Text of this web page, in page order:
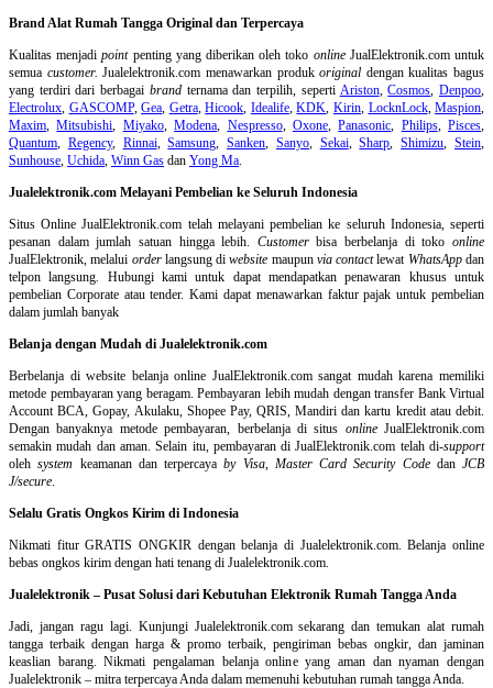
Brand Alat Rumah Tangga Original dan Terpercaya
Kualitas menjadipointpenting yang diberikan oleh toko onlineJualElektronik.com untuk
semua customer. Jualelektronik.com menawarkan produkoriginal dengan kualitas bagus
yang terdiri dari berbagai brandternama dan terpilih, seperti Ariston,Cosmos,Denpoo,
Electrolux, GASCOMP,Gea, Getra,Hicook, Idealife,KDK, Kirin, LocknLock,Maspion,
Maxim,Mitsubishi, Miyako,Modena, Nespresso, Oxone,Panasonic, Philips, Pisces,
Quantum, Regency, Rinnai,Samsung,Sanken, Sanyo, Sekai,Sharp,Shimizu,Stein,
Sunhouse, Uchida, Winn Gas dan Yong Ma.
Jualelektronik.com Melayani Pembelian ke Seluruh Indonesia
Situs Online JualElektronik.com telah melayani pembelian ke seluruh Indonesia, seperti
pesanan dalam jumlah satuan hingga lebih. Customerbisa berbelanja di tokoonline
JualElektronik, melalui orderlangsung diwebsite maupun via contactlewat WhatsAppdan
telpon langsung. Hubungi kami untuk dapat mendapatkan penawaran khusus untuk
pembelian Corporate atau tender. Kami dapat menawarkan faktur pajak untuk pembelian
dalam jumlah banyak
Belanja dengan Mudah di Jualelektronik.com
Berbelanja diwebsite belanja online JualElektronik.com sangat mudah karena memiliki
metode pembayaran yang beragam. Pembayaran lebih mudah dengan transfer Bank Virtual
Account BCA, Gopay, Akulaku, Shopee Pay, QRIS, Mandiri dan kartu kredit atau debit.
Dengan banyaknya metode pembayaran, berbelanja di situs onlineJualElektronik.com
semakin mudah dan aman. Selain itu, pembayaran di JualElektronik.com telah di-support
olehsystem keamanan dan terpercayaby Visa, Master Card Security Codedan JCB
J/secure.
Selalu Gratis Ongkos Kirim di Indonesia
Nikmati fitur GRATIS ONGKIR dengan belanja di Jualelektronik.com. Belanja online
bebas ongkos kirim dengan hati tenang di Jualelektronik.com.
Jualelektronik – Pusat Solusi dari Kebutuhan Elektronik Rumah Tangga Anda
Jadi, jangan ragu lagi. Kunjungi Jualelektronik.com sekarang dan temukan alat rumah
tangga terbaik dengan harga & promo terbaik, pengiriman bebas ongkir, dan jaminan
keaslian barang. Nikmati pengalaman belanja online yang aman dan nyaman dengan
Jualelektronik – mitra terpercaya Anda dalam memenuhi kebutuhan rumah tangga Anda.